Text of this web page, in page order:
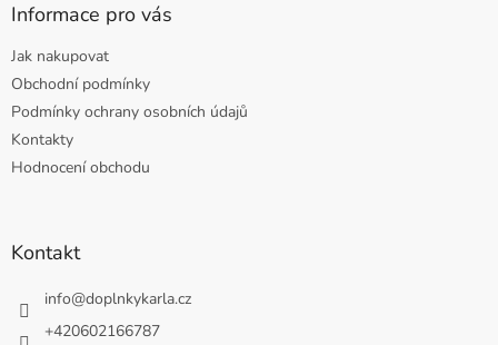
Informace pro vás
Jak nakupovat
Obchodní podmínky
Podmínky ochrany osobních údajů
Kontakty
Hodnocení obchodu
Kontakt
info@doplnkykarla.cz
+420602166787